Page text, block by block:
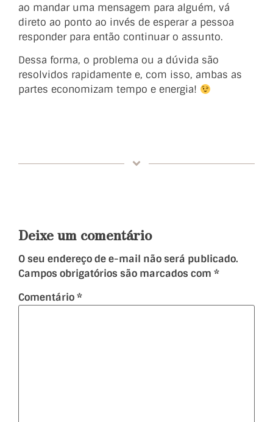
ao mandar uma mensagem para alguém, vá
direto ao ponto ao invés de esperar a pessoa
responder para então continuar o assunto.
Dessa forma, o problema ou a dúvida são
resolvidos rapidamente e, com isso, ambas as
partes economizam tempo e energia!
Deixe um comentário
O seu endereço de e-mail não será publicado.
Campos obrigatórios são marcados com *
Comentário*